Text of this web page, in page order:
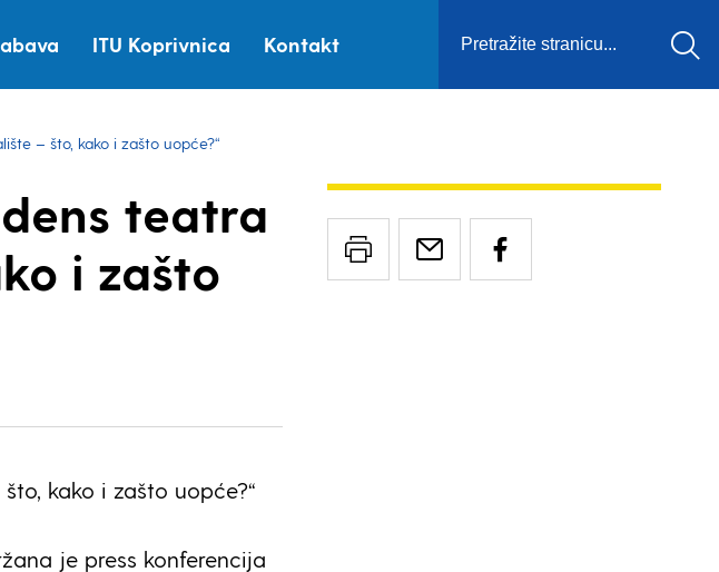
ITU Koprivnica Kontakt
– što, kako i zašto uopće?“
teatra
i zašto
kako i zašto uopće?“
je press konferencija